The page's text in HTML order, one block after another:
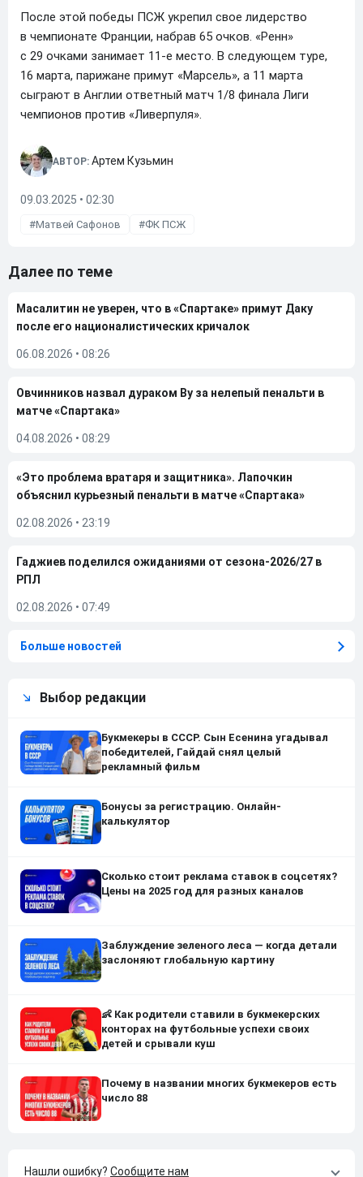
После этой победы ПСЖ укрепил свое лидерство
в чемпионате Франции, набрав 65 очков. «Ренн»
с 29 очками занимает 11-е место. В следующем туре,
16 марта, парижане примут «Марсель», а 11 марта
сыграют в Англии ответный матч 1/8 финала Лиги
чемпионов против «Ливерпуля».
АВТОР: Артем Кузьмин
09.03.2025 • 02:30
Матвей Сафонов ФК ПСЖ
Далее по теме
Масалитин не уверен, что в «Спартаке» примут Даку
после его националистических кричалок
06.08.2026 • 08:26
Овчинников назвал дураком Ву за нелепый пенальти в
матче «Спартака»
04.08.2026 • 08:29
«Это проблема вратаря и защитника». Лапочкин
объяснил курьезный пенальти в матче «Спартака»
02.08.2026 • 23:19
Гаджиев поделился ожиданиями от сезона-2026/27 в
РПЛ
02.08.2026 • 07:49
Больше новостей
Выбор редакции
Букмекеры в СССР. Сын Есенина угадывал
победителей, Гайдай снял целый
рекламный фильм
Бонусы за регистрацию. Онлайн-
калькулятор
Сколько стоит реклама ставок в соцсетях?
Цены на 2025 год для разных каналов
Заблуждение зеленого леса — когда детали
заслоняют глобальную картину
👶 Как родители ставили в букмекерских
конторах на футбольные успехи своих
детей и срывали куш
Почему в названии многих букмекеров есть
число 88
Нашли ошибку? Сообщите нам